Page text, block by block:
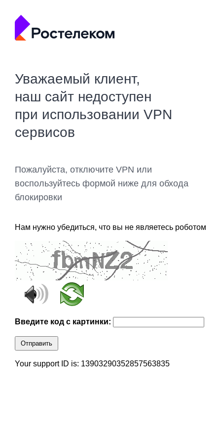
Уважаемый клиент,
наш сайт недоступен
при использовании VPN
сервисов
Пожалуйста, отключите VPN или
воспользуйтесь формой ниже для обхода
блокировки
Нам нужно убедиться, что вы не являетесь роботом
Введите код с картинки:
Отправить
Your support ID is: 13903290352857563835